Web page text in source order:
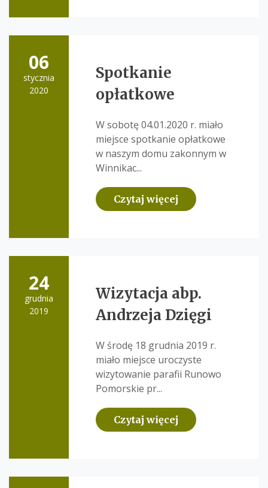
06
stycznia
2020
Spotkanie
opłatkowe
W sobotę 04.01.2020 r. miało
miejsce spotkanie opłatkowe
w naszym domu zakonnym w
Winnikac...
Czytaj więcej
24
grudnia
2019
Wizytacja abp.
Andrzeja Dzięgi
W środę 18 grudnia 2019 r.
miało miejsce uroczyste
wizytowanie parafii Runowo
Pomorskie pr...
Czytaj więcej